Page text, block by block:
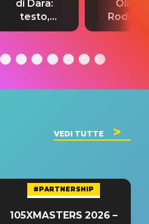
di Dara:
testo,
traduzione e
del singolo
Olivia
testo,
VEDI TUTTE
#PARTNERSHIP
105XMASTERS 2026 –